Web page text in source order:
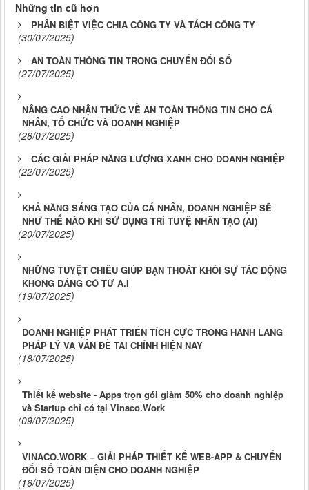
Những tin cũ hơn
PHÂN BIỆT VIỆC CHIA CÔNG TY VÀ TÁCH CÔNG TY
(30/07/2025)
AN TOÀN THÔNG TIN TRONG CHUYỂN ĐỔI SỐ
(27/07/2025)
NÂNG CAO NHẬN THỨC VỀ AN TOÀN THÔNG TIN CHO CÁ
NHÂN, TỔ CHỨC VÀ DOANH NGHIỆP
(28/07/2025)
CÁC GIẢI PHÁP NĂNG LƯỢNG XANH CHO DOANH NGHIỆP
(22/07/2025)
KHẢ NĂNG SÁNG TẠO CỦA CÁ NHÂN, DOANH NGHIỆP SẼ
NHƯ THẾ NÀO KHI SỬ DỤNG TRÍ TUYỆ NHÂN TẠO (AI)
(20/07/2025)
NHỮNG TUYỆT CHIÊU GIÚP BẠN THOÁT KHỎI SỰ TÁC ĐỘNG
KHÔNG ĐÁNG CÓ TỪ A.I
(19/07/2025)
DOANH NGHIỆP PHÁT TRIỂN TÍCH CỰC TRONG HÀNH LANG
PHÁP LÝ VÀ VẤN ĐỀ TÀI CHÍNH HIỆN NAY
(18/07/2025)
Thiết kế website - Apps trọn gói giảm 50% cho doanh nghiệp
và Startup chỉ có tại Vinaco.Work
(09/07/2025)
VINACO.WORK – GIẢI PHÁP THIẾT KẾ WEB-APP & CHUYỂN
ĐỔI SỐ TOÀN DIỆN CHO DOANH NGHIỆP
(16/07/2025)